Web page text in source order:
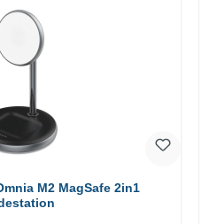
M2 MagSafe 2in1